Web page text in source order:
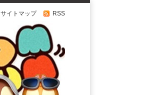
サイトマップ RSS